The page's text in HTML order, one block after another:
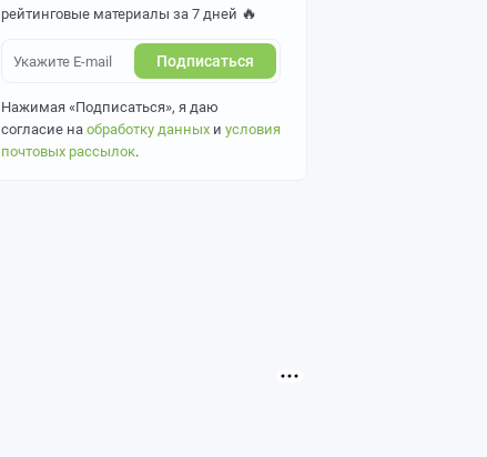
рейтинговые материалы за 7 дней 🔥
Подписаться
Нажимая «Подписаться», я даю
согласие на обработку данных и условия
почтовых рассылок.